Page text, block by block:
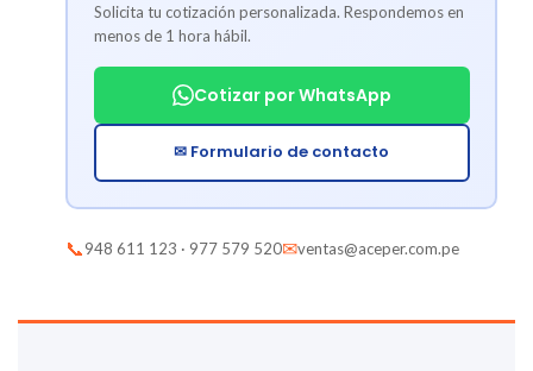
Solicita tu cotización personalizada. Respondemos en
menos de 1 hora hábil.
Cotizar por WhatsApp
✉ Formulario de contacto
📞948 611 123 · 977 579 520✉ventas@aceper.com.pe